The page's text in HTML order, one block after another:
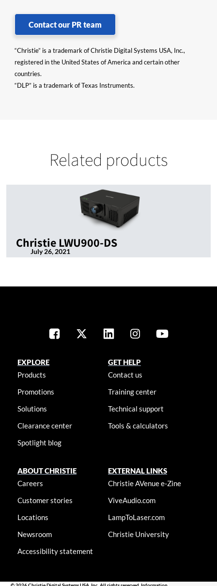
Contact our PR team
“Christie” is a trademark of Christie Digital Systems USA, Inc.,
registered in the United States of America and certain other
countries.
“DLP” is a trademark of Texas Instruments.
Related products
Christie LWU900-DS
July 26, 2021
EXPLORE
Products
Promotions
Solutions
Clearance center
Spotlight blog
GET HELP
Contact us
Training center
Technical support
Tools & calculators
ABOUT CHRISTIE
Careers
Customer stories
Locations
Newsroom
Accessibility statement
EXTERNAL LINKS
Christie AVenue e-Zine
ViveAudio.com
LampToLaser.com
Christie University